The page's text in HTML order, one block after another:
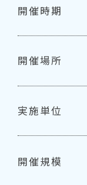
開催時期
開催場所
実施単位
開催規模